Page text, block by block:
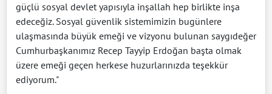
güçlü sosyal devlet yapısıyla inşallah hep birlikte inşa
edeceğiz. Sosyal güvenlik sistemimizin bugünlere
ulaşmasında büyük emeği ve vizyonu bulunan saygıdeğer
Cumhurbaşkanımız Recep Tayyip Erdoğan başta olmak
üzere emeği geçen herkese huzurlarınızda teşekkür
ediyorum."